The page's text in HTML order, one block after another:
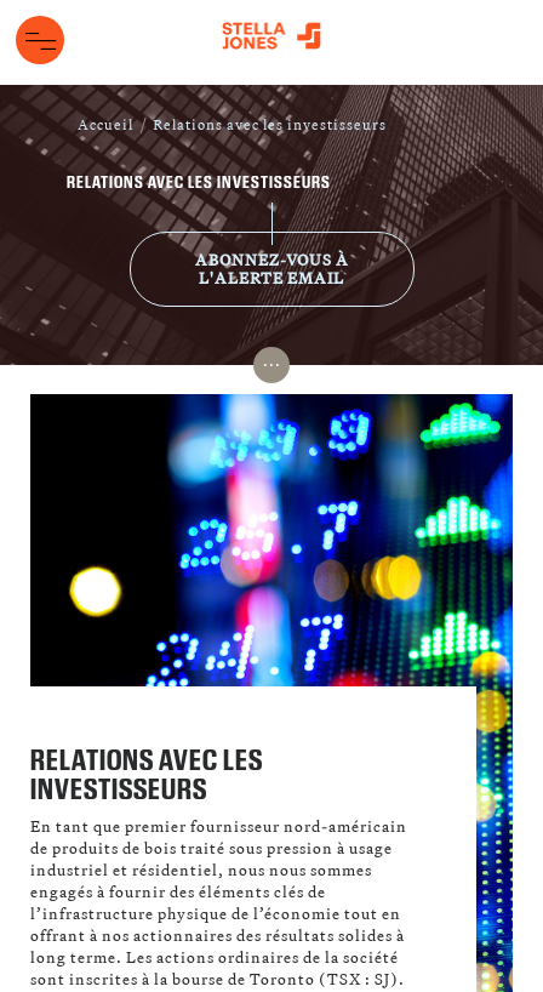
Accueil Relations avec les investisseurs
RELATIONS AVEC LES INVESTISSEURS
ABONNEZ-VOUS À
L'ALERTE EMAIL
...
RELATIONS AVEC LES
INVESTISSEURS
En tant que premier fournisseur nord-américain
de produits de bois traité sous pression à usage
industriel et résidentiel, nous nous sommes
engagés à fournir des éléments clés de
l’infrastructure physique de l’économie tout en
offrant à nos actionnaires des résultats solides à
long terme. Les actions ordinaires de la société
sont inscrites à la bourse de Toronto (TSX : SJ).